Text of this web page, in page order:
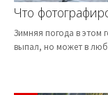
Что
Зимняя погода в этом
выпал, но может в